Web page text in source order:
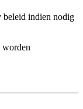
beleid indien nodig
worden